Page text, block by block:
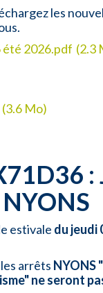
les
2026.pdf (2.3
(3.6 Mo)
:
estivale du jeudi
les arrêts NYONS
ne seront